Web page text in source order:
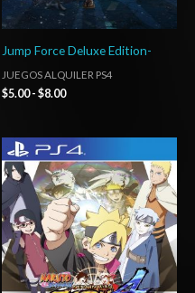
Jump Force Deluxe Edition-
JUEGOS ALQUILER PS4
$5.00 - $8.00
Rango
de
precios:
desde
$24.03
hasta
$35.03